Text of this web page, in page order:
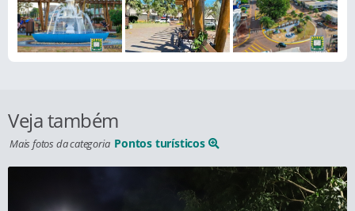
Veja também
Mais fotos da categoria Pontos turísticos